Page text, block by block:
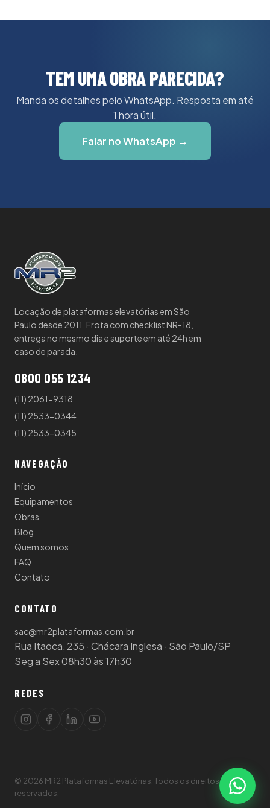
TEM UMA OBRA PARECIDA?
Manda os detalhes pelo WhatsApp. Resposta em até
1 hora útil.
Falar no WhatsApp →
Locação de plataformas elevatórias em São
Paulo desde 2011. Frota com checklist NR-18,
entrega no mesmo dia e suporte em até 24h em
caso de parada.
0800 055 1234
(11) 2061-9318
(11) 2533-0344
(11) 2533-0345
NAVEGAÇÃO
Início
Equipamentos
Obras
Blog
Quem somos
FAQ
Contato
CONTATO
sac@mr2plataformas.com.br
Rua Itaoca, 235 · Chácara Inglesa · São Paulo/SP
Seg a Sex 08h30 às 17h30
REDES
© 2026 MR2 Plataformas Elevatórias. Todos os direitos
reservados.